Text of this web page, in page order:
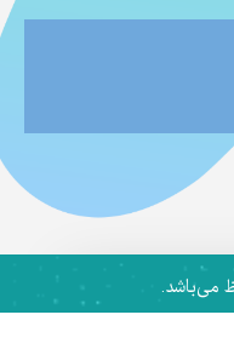
می‌باشد.